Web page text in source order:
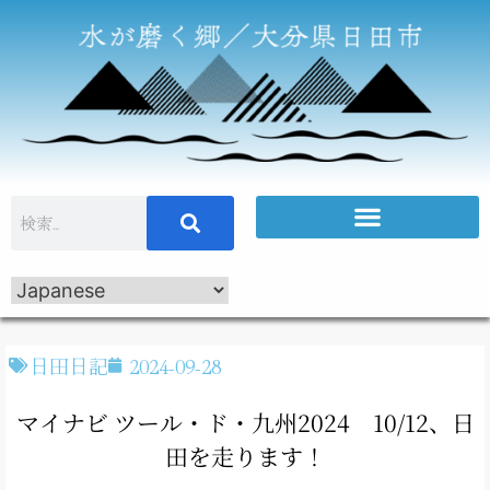
日田日記 2024-09-28
マイナビ ツール・ド・九州2024 10/12、日
田を走ります！